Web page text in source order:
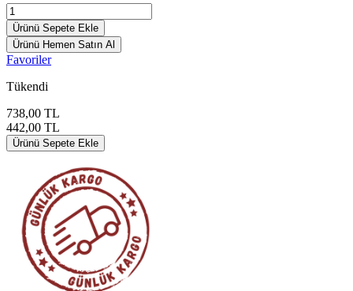
Ürünü Sepete Ekle
Ürünü Hemen Satın Al
Favoriler
Tükendi
738,00 TL
442,00 TL
Ürünü Sepete Ekle